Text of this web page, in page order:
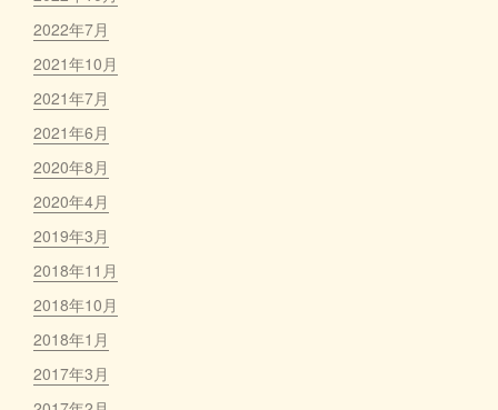
2022年7月
2021年10月
2021年7月
2021年6月
2020年8月
2020年4月
2019年3月
2018年11月
2018年10月
2018年1月
2017年3月